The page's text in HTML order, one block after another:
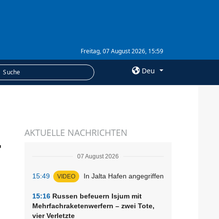
Freitag, 07 August 2026, 15:59
Deu
Abonnement
AKTUELLE NACHRICHTEN
07 August 2026
15:49 VIDEO In Jalta Hafen angegriffen
15:16 Russen befeuern Isjum mit
Mehrfachraketenwerfern – zwei Tote,
vier Verletzte